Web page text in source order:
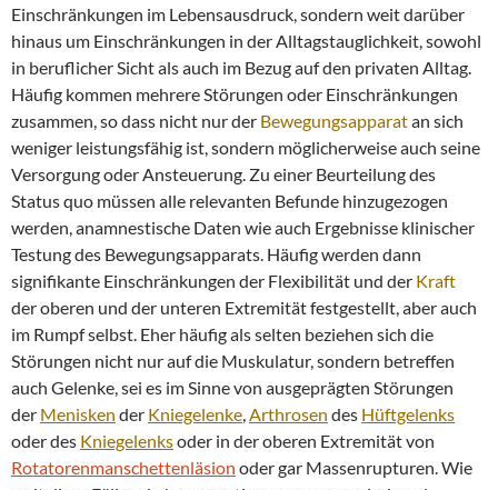
Einschränkungen im Lebensausdruck, sondern weit darüber
hinaus um Einschränkungen in der Alltagstauglichkeit, sowohl
in beruflicher Sicht als auch im Bezug auf den privaten Alltag.
Häufig kommen mehrere Störungen oder Einschränkungen
zusammen, so dass nicht nur der Bewegungsapparatan sich
weniger leistungsfähig ist, sondern möglicherweise auch seine
Versorgung oder Ansteuerung. Zu einer Beurteilung des
Status quo müssen alle relevanten Befunde hinzugezogen
werden, anamnestische Daten wie auch Ergebnisse klinischer
Testung des Bewegungsapparats. Häufig werden dann
signifikante Einschränkungen der Flexibilität und der Kraft
der oberen und der unteren Extremität festgestellt, aber auch
im Rumpf selbst. Eher häufig als selten beziehen sich die
Störungen nicht nur auf die Muskulatur, sondern betreffen
auch Gelenke, sei es im Sinne von ausgeprägten Störungen
der Menisken der Kniegelenke,Arthrosen des Hüftgelenks
oder des Kniegelenksoder in der oberen Extremität von
Rotatorenmanschettenläsion oder gar Massenrupturen. Wie